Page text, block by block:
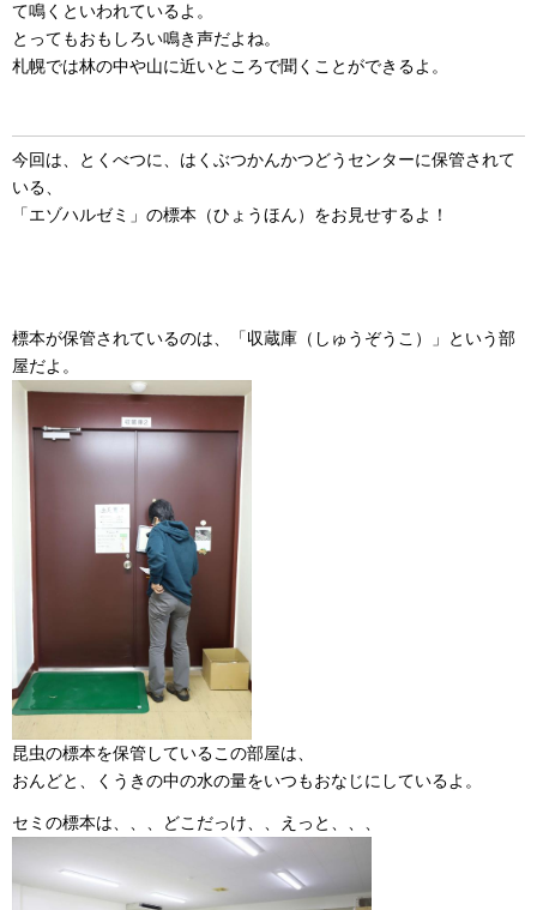
て鳴くといわれているよ。
とってもおもしろい鳴き声だよね。
札幌では林の中や山に近いところで聞くことができるよ。
今回は、とくべつに、はくぶつかんかつどうセンターに保管されて
いる、
「エゾハルゼミ」の標本（ひょうほん）をお見せするよ！
標本が保管されているのは、「収蔵庫（しゅうぞうこ）」という部
屋だよ。
昆虫の標本を保管しているこの部屋は、
おんどと、くうきの中の水の量をいつもおなじにしているよ。
セミの標本は、、、どこだっけ、、えっと、、、